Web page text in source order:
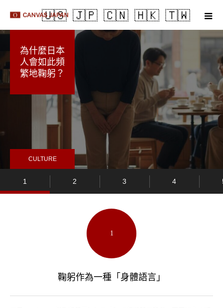
為什麼日本
人會如此頻
繁地鞠躬？
CULTURE
1 2 3 4
1
鞠躬作為一種「身體語言」